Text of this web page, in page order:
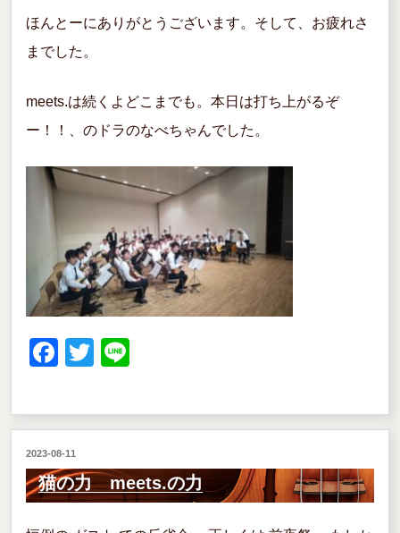
ほんとーにありがとうございます。そして、お疲れさ
までした。
meets.は続くよどこまでも。本日は打ち上がるぞ
ー！！、のドラのなべちゃんでした。
F
c
e
b
o
o
T
tt
er
e
投
稿
日:
2023-08-11
猫の力 meets.の力